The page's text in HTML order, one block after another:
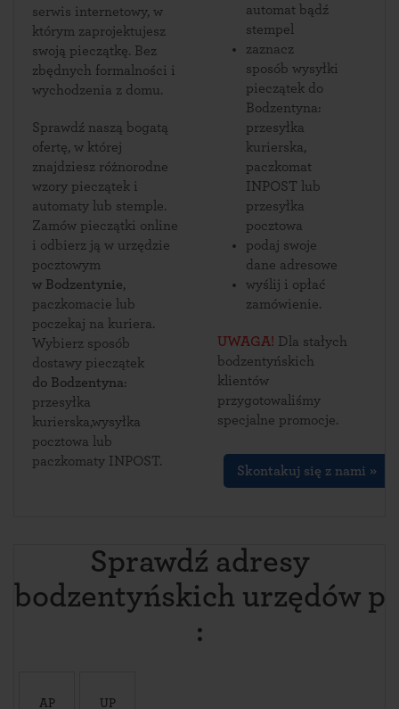
serwis internetowy, w
którym zaprojektujesz
swoją pieczątkę. Bez
zbędnych formalności i
wychodzenia z domu.
Sprawdź naszą bogatą
ofertę, w której
znajdziesz różnorodne
wzory pieczątek i
automaty lub stemple.
Zamów pieczątki online
i odbierz ją w urzędzie
pocztowym
w Bodzentynie,
paczkomacie lub
poczekaj na kuriera.
Wybierz sposób
dostawy pieczątek
do Bodzentyna:
przesyłka
kurierska,wysyłka
pocztowa lub
paczkomaty INPOST.
automat bądź
stempel
zaznacz
sposób wysyłki
pieczątek do
Bodzentyna:
przesyłka
kurierska,
paczkomat
INPOST lub
przesyłka
pocztowa
podaj swoje
dane adresowe
wyślij i opłać
zamówienie.
UWAGA! Dla stałych
bodzentyńskich
klientów
przygotowaliśmy
specjalne promocje.
Skontakuj się z nami »
Sprawdź adresy
bodzentyńskich urzędów
:
AP UP